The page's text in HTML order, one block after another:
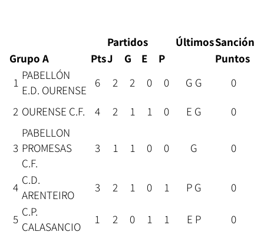
Partidos ÚltimosSanción
Grupo A
PtsJ G E P
Puntos
1
PABELLÓN
E.D. OURENSE
6 2 2 0 0 G G 0
2 OURENSE C.F. 4 2 1 1 0 E G 0
3
PABELLON
PROMESAS
C.F.
3 1 1 0 0 G 0
4
C.D.
ARENTEIRO
3 2 1 0 1 P G 0
5
C.P.
CALASANCIO
1 2 0 1 1 E P 0